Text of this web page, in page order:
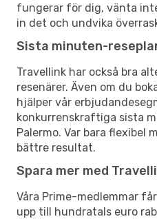
fungerar för dig, vänta
in det och undvika
Sista minuten-
Travellink har också bra
resenärer. Även om du
hjälper vår
konkurrenskraftiga sista
Palermo. Var bara flexibel
bättre resultat.
Spara mer med
Våra Prime-medlemmar
upp till hundratals euro